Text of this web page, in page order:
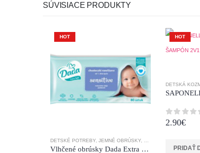
SÚVISIACE PRODUKTY
HOT
DETSKÉ POTREBY JEMNÉ OBRÚSKY
Vlhčené obrúsky Dada Extra Soft Sensitive 80 ks. s panthelonom
HOT
DETSKÁ
0 z 5
2.90€
PRIDAŤ